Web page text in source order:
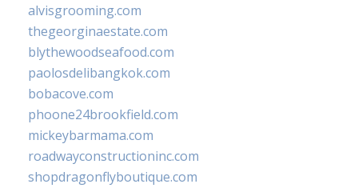
alvisgrooming.com
thegeorginaestate.com
blythewoodseafood.com
paolosdelibangkok.com
bobacove.com
phoone24brookfield.com
mickeybarmama.com
roadwayconstructioninc.com
shopdragonflyboutique.com